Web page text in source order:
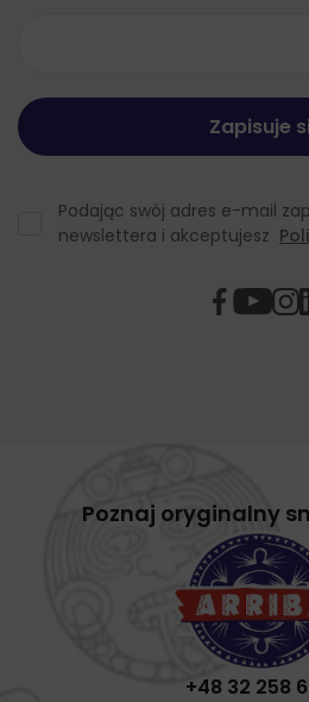
Podając swój adres e-mail
newslettera i akceptujesz
Poznaj oryginalny
+48 32 258